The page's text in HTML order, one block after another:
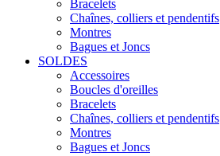
Bracelets
Chaînes, colliers et pendentifs
Montres
Bagues et Joncs
SOLDES
Accessoires
Boucles d'oreilles
Bracelets
Chaînes, colliers et pendentifs
Montres
Bagues et Joncs